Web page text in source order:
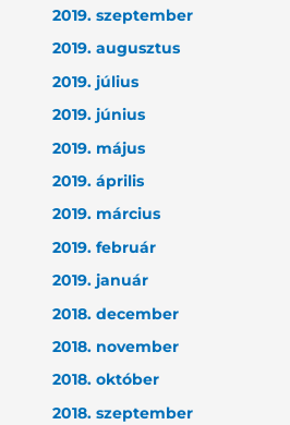
2019. szeptember
2019. augusztus
2019. július
2019. június
2019. május
2019. április
2019. március
2019. február
2019. január
2018. december
2018. november
2018. október
2018. szeptember